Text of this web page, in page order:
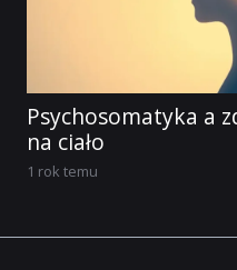
Psychosomatyka a
na ciało
1 rok temu